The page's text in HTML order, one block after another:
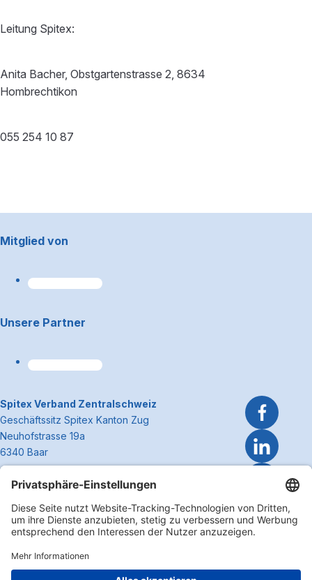
Leitung Spitex:
Anita Bacher, Obstgartenstrasse 2, 8634
Hombrechtikon
055 254 10 87
Footerbereich
Mitglied von
Unsere Partner
~Kontaktinformationen
Spitex Verband Zentralschweiz
Geschäftssitz Spitex Kanton Zug
Neuhofstrasse 19a
6340 Baar
Telefon 041 362 27 37
info@spitexzentralschweiz.ch